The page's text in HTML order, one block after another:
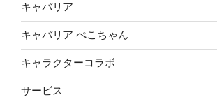
キャバリア
キャバリア ぺこちゃん
キャラクターコラボ
サービス